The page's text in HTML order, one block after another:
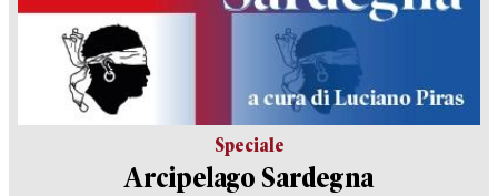
Speciale
Arcipelago Sardegna